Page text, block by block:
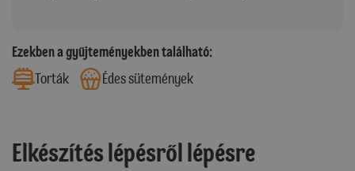
Ezekben a gyűjteményekben található:
Torták
Édes sütemények
Elkészítés lépésről lépésre